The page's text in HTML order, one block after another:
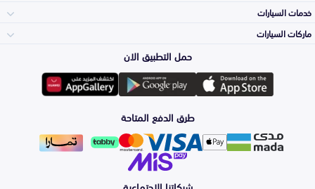
المكائن، القيرات
وملحقاتها
الشمعات
والاصطبات (الاضاءة)
الفرامل والأقمشة
لوازم الرحلات
اكسسوارات العناية
خدمات السيارات
الأكثر مبيعاً
التلميع والعناية
ماركات السيارات
Toyota
Hyundai
حمل التطبيق الان
طرق الدفع المتاحة